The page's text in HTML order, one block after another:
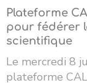
Plateforme
pour fédérer
scientifique
Le mercredi 8
plateforme